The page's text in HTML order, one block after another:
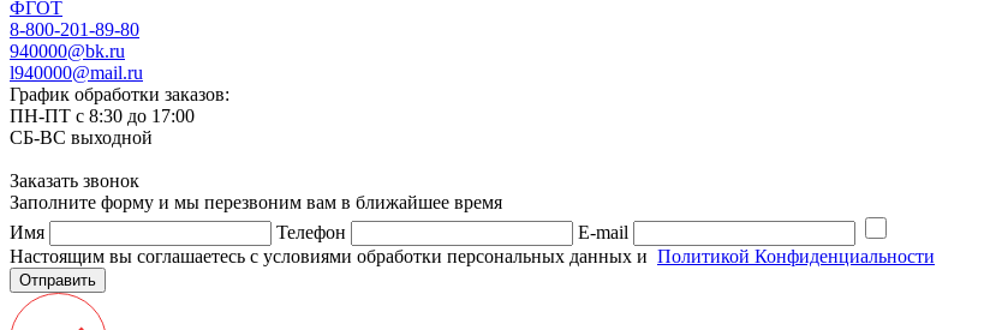
ФГОТ
8-800-201-89-80
940000@bk.ru
l940000@mail.ru
График обработки заказов:
ПН-ПТ с 8:30 до 17:00
СБ-ВС выходной
Заказать звонок
Заполните форму и мы перезвоним вам в ближайшее время
Имя
Телефон
E-mail
Настоящим вы соглашаетесь с условиями обработки персональных данных и Политикой Конфиденциальности
Отправить